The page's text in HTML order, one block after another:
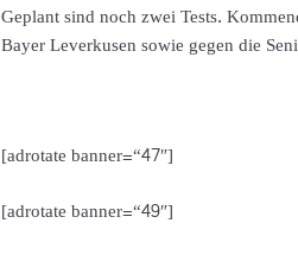
Geplant sind noch zwei Tests.
Bayer Leverkusen sowie gegen die
[adrotate banner=“47″]
[adrotate banner=“49″]